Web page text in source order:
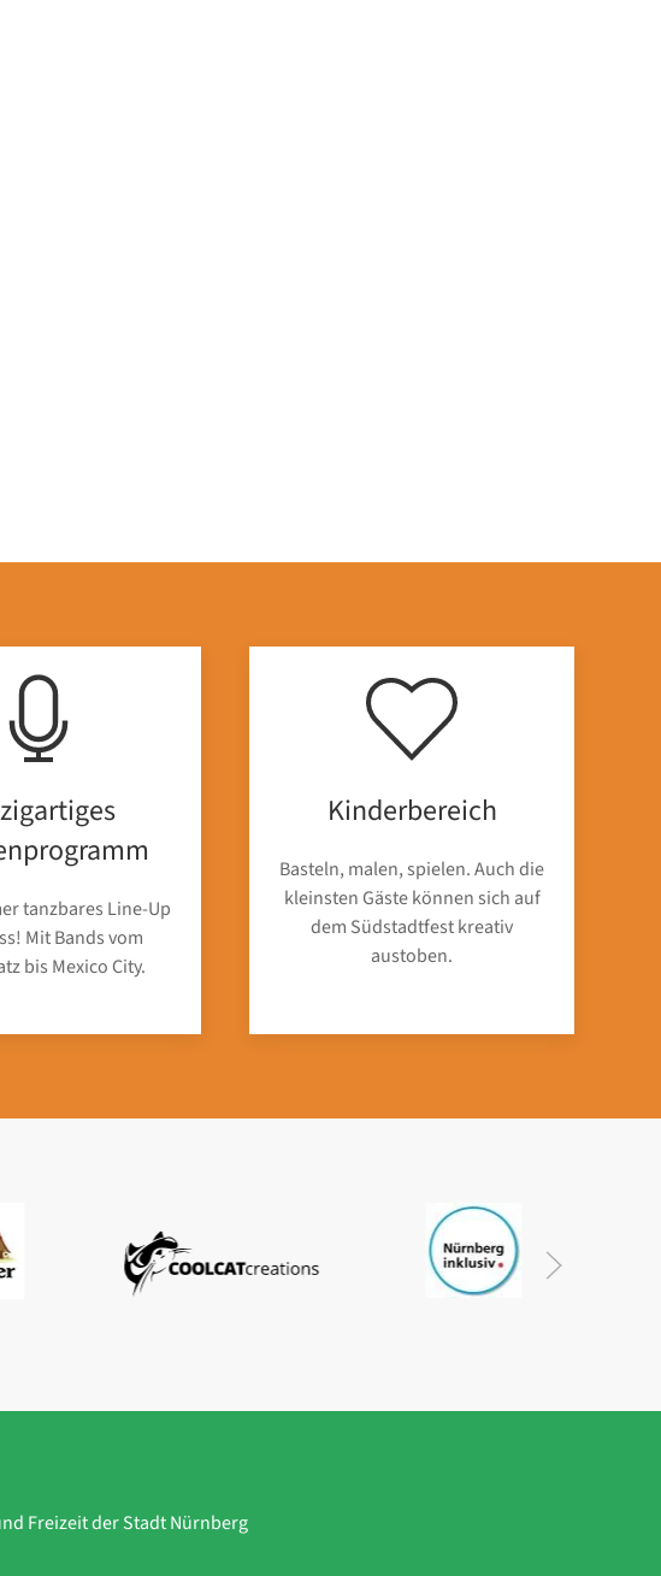
tanzbares Line-Up
Mit Bands vom
bis Mexico City.
Kinderbereich
Basteln, malen, spielen. Auch die
kleinsten Gäste können sich auf
dem Südstadtfest kreativ
austoben.
Freizeit der Stadt Nürnberg